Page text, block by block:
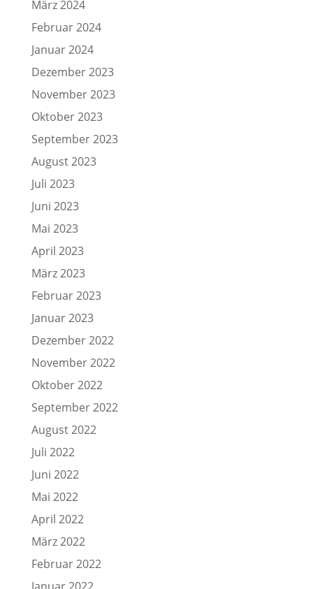
März 2024
Februar 2024
Januar 2024
Dezember 2023
November 2023
Oktober 2023
September 2023
August 2023
Juli 2023
Juni 2023
Mai 2023
April 2023
März 2023
Februar 2023
Januar 2023
Dezember 2022
November 2022
Oktober 2022
September 2022
August 2022
Juli 2022
Juni 2022
Mai 2022
April 2022
März 2022
Februar 2022